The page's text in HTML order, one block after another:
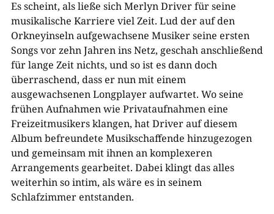
Es scheint, als ließe sich Merlyn Driver für seine
musikalische Karriere viel Zeit. Lud der auf den
Orkneyinseln aufgewachsene Musiker seine ersten
Songs vor zehn Jahren ins Netz, geschah anschließend
für lange Zeit nichts, und so ist es dann doch
überraschend, dass er nun mit einem
ausgewachsenen Longplayer aufwartet. Wo seine
frühen Aufnahmen wie Privataufnahmen eine
Freizeitmusikers klangen, hat Driver auf diesem
Album befreundete Musikschaffende hinzugezogen
und gemeinsam mit ihnen an komplexeren
Arrangements gearbeitet. Dabei klingt das alles
weiterhin so intim, als wäre es in seinem
Schlafzimmer entstanden.